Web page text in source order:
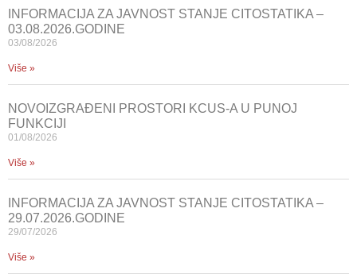
INFORMACIJA ZA JAVNOST STANJE CITOSTATIKA –
03.08.2026.GODINE
03/08/2026
Više »
NOVOIZGRAĐENI PROSTORI KCUS-A U PUNOJ
FUNKCIJI
01/08/2026
Više »
INFORMACIJA ZA JAVNOST STANJE CITOSTATIKA –
29.07.2026.GODINE
29/07/2026
Više »